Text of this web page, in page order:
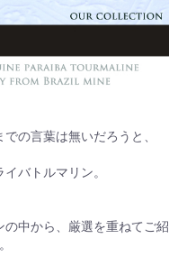
の言葉は無いだろうと、
バトルマリン。
中から、厳選を重ねてご紹